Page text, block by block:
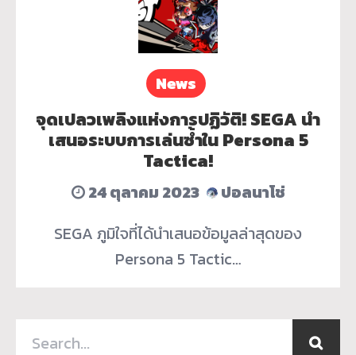
News
จุดเปลวเพลิงแห่งการปฏิวัติ! SEGA นำ
เสนอระบบการเล่นซ้ำใน Persona 5
Tactica!
24 ตุลาคม 2023
ปอลนาโช่
SEGA ภูมิใจที่ได้นำเสนอข้อมูลล่าสุดของ
Persona 5 Tactic…